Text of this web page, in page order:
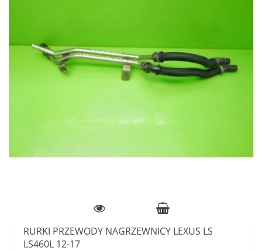
RURKI PRZEWODY NAGRZEWNICY LEXUS LS
LS460L 12-17